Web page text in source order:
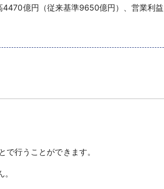
億円（従来基準9650億円）、営業利
行うことができます。